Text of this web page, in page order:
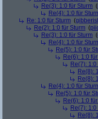
Re(3): 1:0 für Sturm (
Re(4): 1:0 für
Re: 1:0 für Sturm (
Re(2): 1:0 für Sturm (
Re(3): 1:0 für Sturm (
Re(4): 1:0 für
Re(5): 1:0 für
Re(6): 1:0
Re(7): 1:0
Re(8):
Re(8):
Re(4): 1:0 für
Re(5): 1:0 für
Re(6): 1:0
Re(7): 1:0
Re(8):